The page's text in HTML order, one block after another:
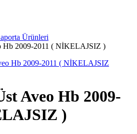
Ürünleri
Hb 2009-2011 ( NİKELAJSIZ )
Aveo Hb 2009-
)